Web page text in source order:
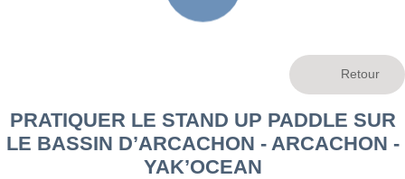
PRATIQUER LE STAND UP PADDLE SUR
LE BASSIN D’ARCACHON - ARCACHON -
YAK’OCEAN